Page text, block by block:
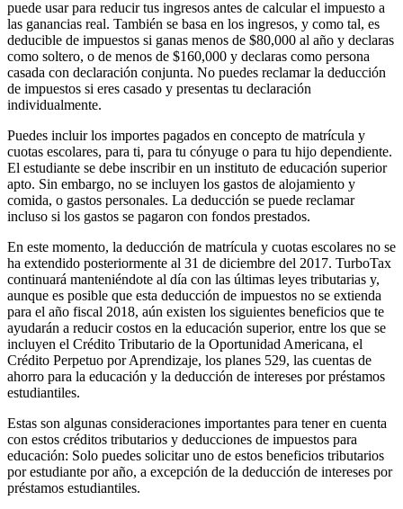
puede usar para reducir tus ingresos antes de calcular el impuesto a
las ganancias real. También se basa en los ingresos, y como tal, es
deducible de impuestos si ganas menos de $80,000 al año y declaras
como soltero, o de menos de $160,000 y declaras como persona
casada con declaración conjunta. No puedes reclamar la deducción
de impuestos si eres casado y presentas tu declaración
individualmente.
Puedes incluir los importes pagados en concepto de matrícula y
cuotas escolares, para ti, para tu cónyuge o para tu hijo dependiente.
El estudiante se debe inscribir en un instituto de educación superior
apto. Sin embargo, no se incluyen los gastos de alojamiento y
comida, o gastos personales. La deducción se puede reclamar
incluso si los gastos se pagaron con fondos prestados.
En este momento, la deducción de matrícula y cuotas escolares no se
ha extendido posteriormente al 31 de diciembre del 2017. TurboTax
continuará manteniéndote al día con las últimas leyes tributarias y,
aunque es posible que esta deducción de impuestos no se extienda
para el año fiscal 2018, aún existen los siguientes beneficios que te
ayudarán a reducir costos en la educación superior, entre los que se
incluyen el Crédito Tributario de la Oportunidad Americana, el
Crédito Perpetuo por Aprendizaje, los planes 529, las cuentas de
ahorro para la educación y la deducción de intereses por préstamos
estudiantiles.
Estas son algunas consideraciones importantes para tener en cuenta
con estos créditos tributarios y deducciones de impuestos para
educación: Solo puedes solicitar uno de estos beneficios tributarios
por estudiante por año, a excepción de la deducción de intereses por
préstamos estudiantiles.